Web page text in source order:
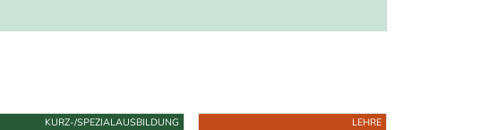
KURZ-/SPEZIALAUSBILDUNG LEHRE